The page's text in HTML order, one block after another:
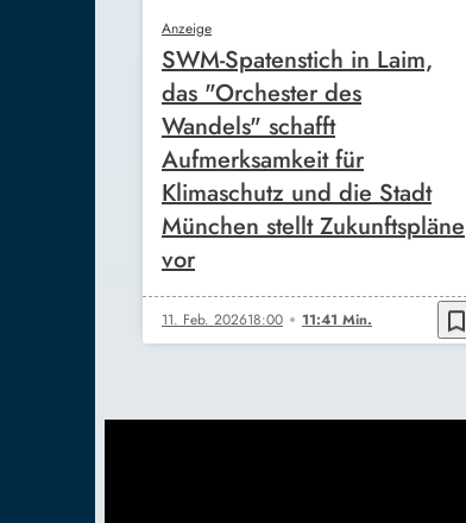
Anzeige
SWM-Spatenstich in Laim,
das "Orchester des
Wandels" schafft
Aufmerksamkeit für
Klimaschutz und die Stadt
München stellt Zukunftspläne
vor
11. Feb. 202618:00 11:41 Min. bookmark_border